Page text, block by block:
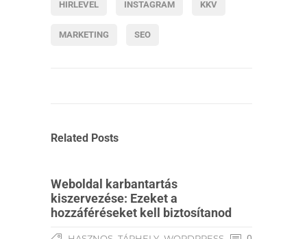
HIRLEVEL INSTAGRAM KKV
MARKETING SEO
Related Posts
Weboldal karbantartás
kiszervezése: Ezeket a
hozzáféréseket kell biztosítanod